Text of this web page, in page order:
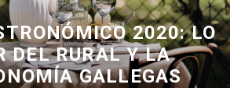
2020: LO
DEL RURAL Y LA
GALLEGAS